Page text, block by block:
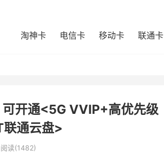
淘神卡 电信卡 移动卡 联通卡
开通<5G VVIP+高优先级
联通云盘>
阅读(1482)